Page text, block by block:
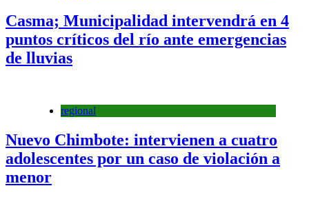
Casma; Municipalidad intervendrá en 4
puntos críticos del río ante emergencias
de lluvias
regional
Nuevo Chimbote: intervienen a cuatro
adolescentes por un caso de violación a
menor